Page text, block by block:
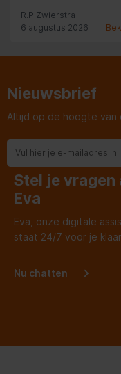
uitstekend werd
Chapeau!
R.P.Zwierstra
6 augustus 2026
Nieuwsbrief
Altijd op de hoogte van
Stel je vragen
Eva
Eva, onze digitale
staat 24/7 voor je klaar
Nu chatten